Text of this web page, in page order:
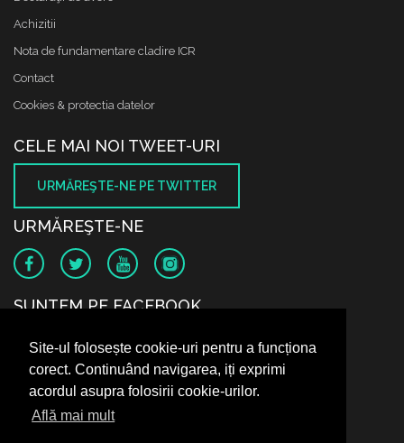
Site-ul folosește cookie-uri pentru a funcționa
corect. Continuând navigarea, iți exprimi
acordul asupra folosirii cookie-urilor.
Află mai mult
Achizitii
Nota de fundamentare cladire ICR
Contact
Cookies & protectia datelor
CELE MAI NOI TWEET-URI
URMĂREŞTE-NE PE TWITTER
URMĂREŞTE-NE
SUNTEM PE FACEBOOK